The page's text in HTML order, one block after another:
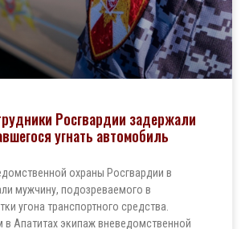
Росгвардии задержали
угнать автомобиль
охраны Росгвардии в
мужчину, подозреваемого в
угона транспортного средства.
в Апатитах экипаж вневедомственной